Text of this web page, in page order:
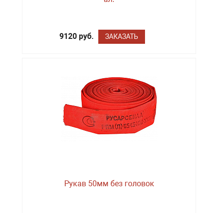
9120 руб. ЗАКАЗАТЬ
Рукав 50мм без головок